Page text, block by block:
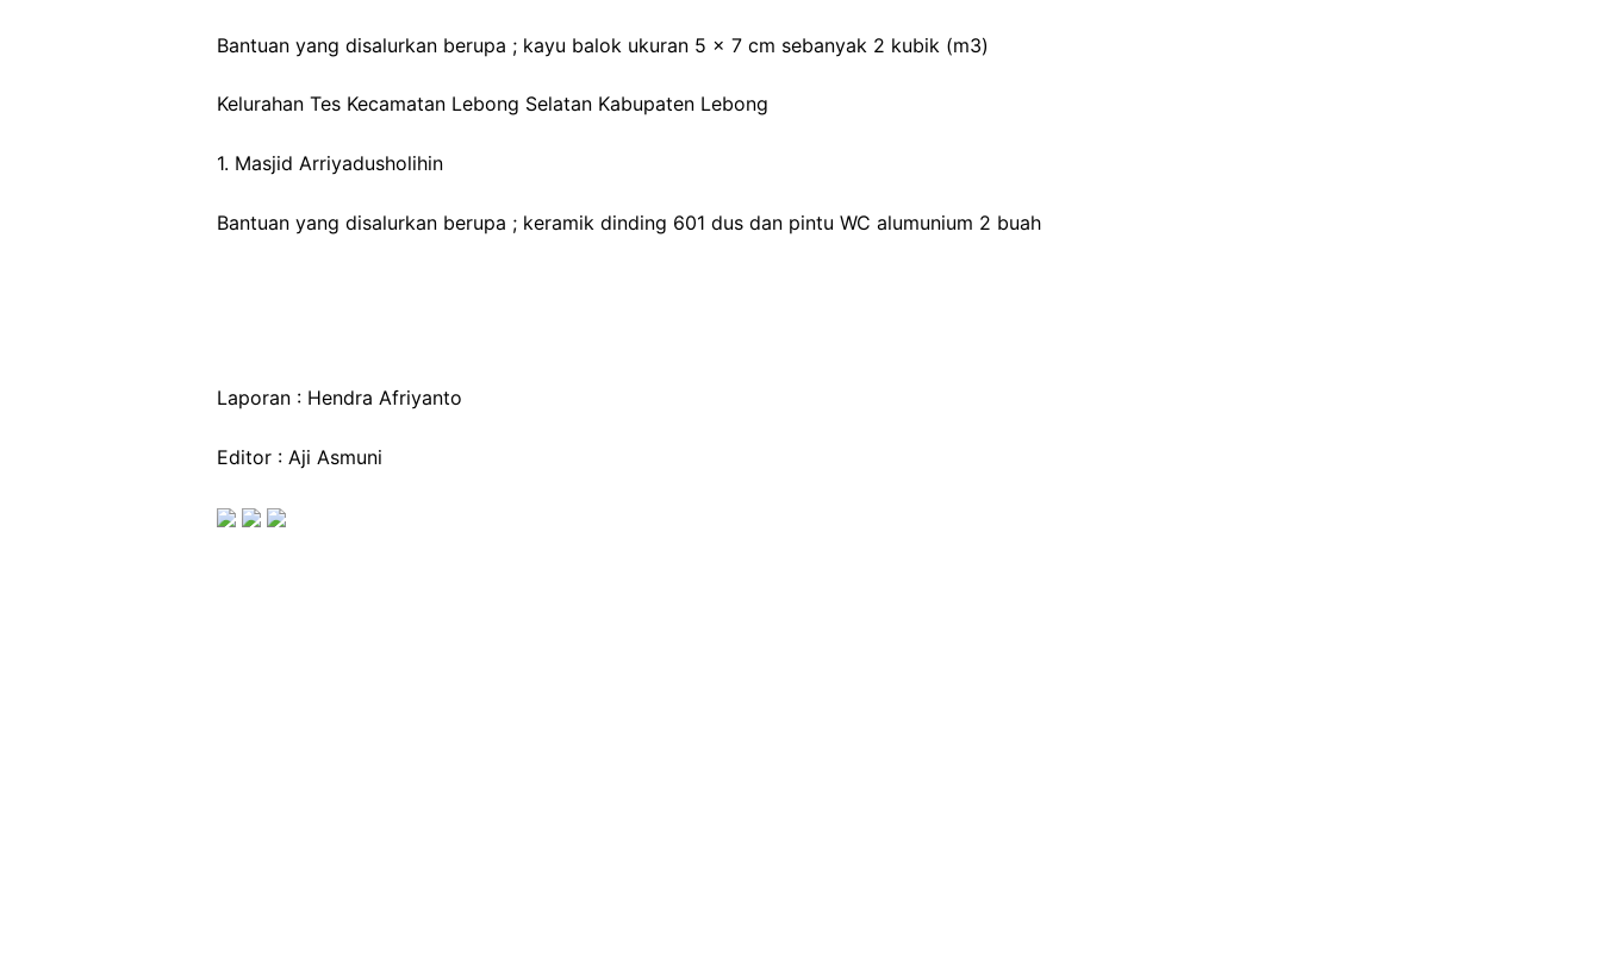
Bantuan yang disalurkan berupa ; kayu balok ukuran 5 x 7 cm sebanyak 2 kubik (m3)
Kelurahan Tes Kecamatan Lebong Selatan Kabupaten Lebong
1. Masjid Arriyadusholihin
Bantuan yang disalurkan berupa ; keramik dinding 601 dus dan pintu WC alumunium 2 buah
Laporan : Hendra Afriyanto
Editor : Aji Asmuni